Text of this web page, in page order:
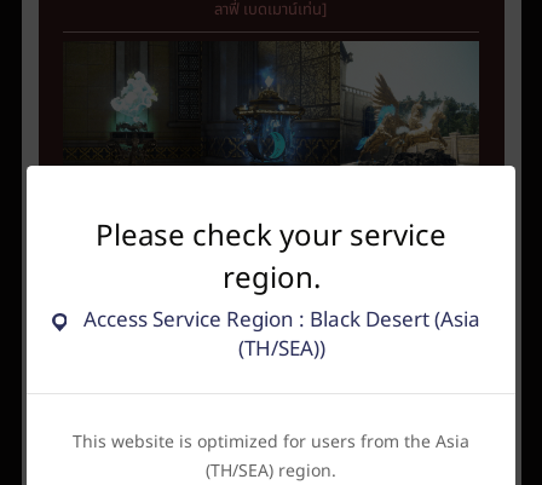
ลาฟี่ เบดเมาน์เท่น]
ได้รวดเร็วยิ่งขึ้น!
ตลาดซื้อขายรวมเพิ่ม
ขึ้น 5% !
[แหวนนักการค้า
ร่ำรวย]
จินตนาการ 3 ชนิดเมื่อ
Please check your service
region.
Access Service Region : Black Desert (Asia
(TH/SEA))
This website is optimized for users from the Asia
(TH/SEA) region.